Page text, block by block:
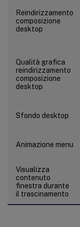
Reindirizzamento
composizione
desktop
Qualità grafica
reindirizzamento
composizione
desktop
Sfondo desktop
Animazione menu
Visualizza
contenuto
finestra durante
il trascinamento